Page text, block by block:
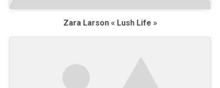
Zara Larson « Lush Life »